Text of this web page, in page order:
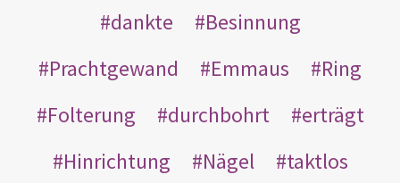
dankte
Besinnung
Prachtgewand
Emmaus
Ring
Folterung
durchbohrt
erträgt
Hinrichtung
Nägel
taktlos